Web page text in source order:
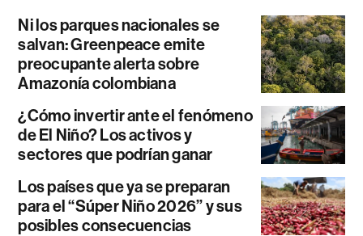
Ni los parques nacionales se
salvan: Greenpeace emite
preocupante alerta sobre
Amazonía colombiana
¿Cómo invertir ante el fenómeno
de El Niño? Los activos y
sectores que podrían ganar
Los países que ya se preparan
para el “Súper Niño 2026” y sus
posibles consecuencias